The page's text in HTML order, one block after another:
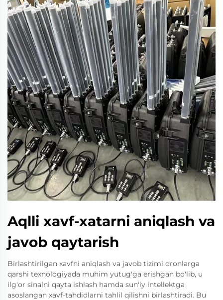
Aqlli xavf-xatarni aniqlash va
javob qaytarish
Birlashtirilgan xavfni aniqlash va javob tizimi dronlarga
qarshi texnologiyada muhim yutug'ga erishgan bo'lib, u
ilg'or sinalni qayta ishlash hamda sun'iy intellektga
asoslangan xavf-tahdidlarni tahlil qilishni birlashtiradi. Bu